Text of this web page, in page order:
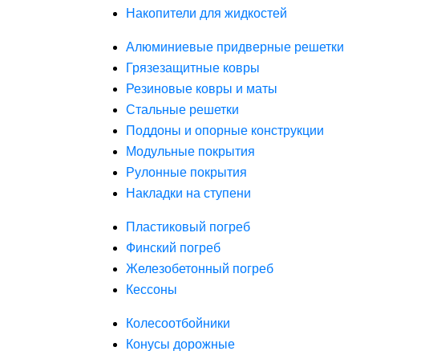
Накопители для жидкостей
Алюминиевые придверные решетки
Грязезащитные ковры
Резиновые ковры и маты
Стальные решетки
Поддоны и опорные конструкции
Модульные покрытия
Рулонные покрытия
Накладки на ступени
Пластиковый погреб
Финский погреб
Железобетонный погреб
Кессоны
Колесоотбойники
Конусы дорожные